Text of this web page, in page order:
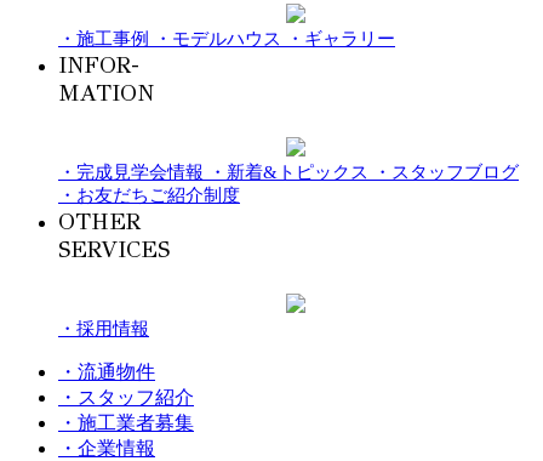
・施工事例 ・モデルハウス ・ギャラリー
INFOR-
MATION
・完成見学会情報 ・新着&トピックス
・スタッフブログ
・お友だちご紹介制度
OTHER
SERVICES
・採用情報
・流通物件
・スタッフ紹介
・施工業者募集
・企業情報